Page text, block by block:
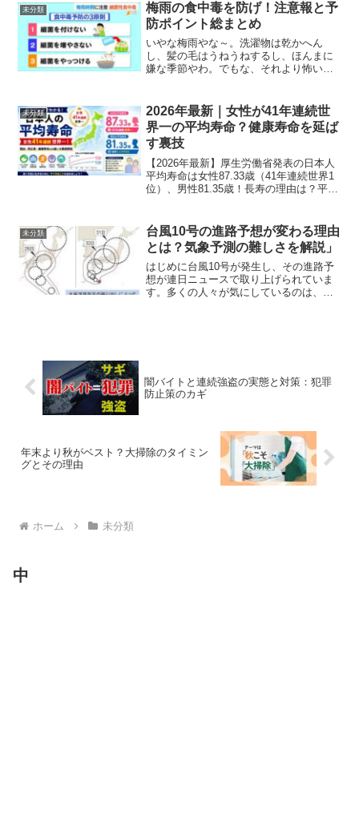
未分類
梅雨の食中毒を防げ！注意報と予
防ポイント総まとめ
いやな梅雨やな～。洗濯物は乾かへん
し、髪の毛はうねうねするし、ほんまに
嫌な季節やわ。でもな、それより怖いの
聞くやろ？あれな、実は他人事やないん
よ。うちのお隣の奥さんも去...
未分類
2026年最新｜女性が41年連続世
界一の平均寿命？健康寿命を延ば
す裏技
【2026年最新】厚生労働省発表の日本人
平均寿命は女性87.33歳（41年連続世界1
位）、男性81.35歳！長寿の理由は？平均
気に暮らす効率化の裏技を大阪のおば...
未分類
台風10号の進路予想が変わる理由
とは？気象予測の難しさを解説」
はじめに台風10号が発生し、その進路予
想が連日ニュースで取り上げられていま
す。多くの人々が気にしているのは、そ
闇バイトと連続強盗の実態と対策：犯罪
防止策のカギ
年末より秋がベスト？大掃除のタイミン
グとその理由
ホーム 未分類
中